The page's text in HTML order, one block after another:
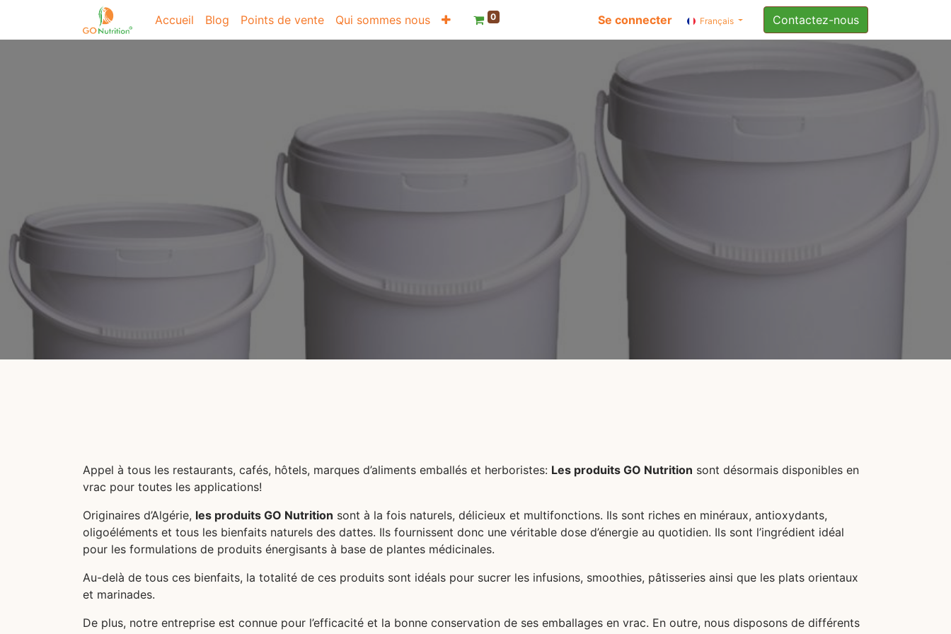
Accueil Blog Points de vente Qui sommes nous 0 Se connecter Français Contactez-nous
Appel à tous les restaurants, cafés, hôtels, marques d’aliments emballés et herboristes: Les produits GO Nutrition sont désormais disponibles en
vrac pour toutes les applications!
Originaires d’Algérie, les produits GO Nutrition sont à la fois naturels, délicieux et multifonctions. Ils sont riches en minéraux, antioxydants,
oligoéléments et tous les bienfaits naturels des dattes. Ils fournissent donc une véritable dose d’énergie au quotidien. Ils sont l’ingrédient idéal
pour les formulations de produits énergisants à base de plantes médicinales.
Au-delà de tous ces bienfaits, la totalité de ces produits sont idéals pour sucrer les infusions, smoothies, pâtisseries ainsi que les plats orientaux
et marinades.
De plus, notre entreprise est connue pour l’efficacité et la bonne conservation de ses emballages en vrac. En outre, nous disposons de différents